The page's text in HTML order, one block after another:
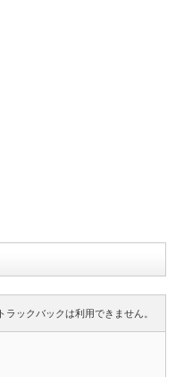
トラックバックは利用できません。